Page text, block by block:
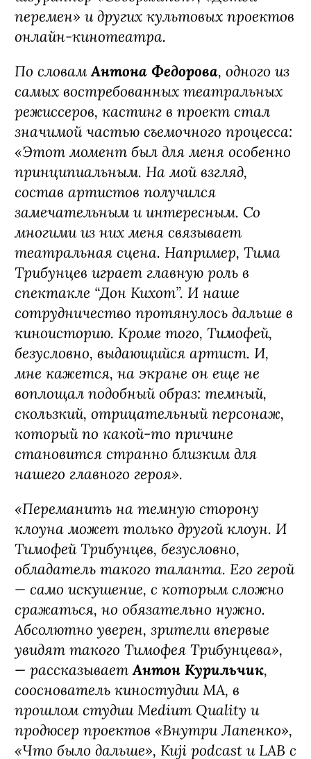
зрителя и говорят с ним о том, что
происходит здесь и сейчас. Когда
коллеги из MA принесли сценарий
этого сериала, я сразу поняла, что у
истории большой потенциал», —
комментируетИрина Сосновая,
генеральный продюсер START,
шоураннер «Содержанок», «Детей
перемен» и других культовых проектов
онлайн-кинотеатра.
По словамАнтона Федорова, одного из
самых востребованных театральных
режиссеров, кастинг в проект стал
значимой частью съемочного процесса:
«Этот момент был для меня особенно
принципиальным. На мой взгляд,
состав артистов получился
замечательным и интересным. Со
многими из них меня связывает
театральная сцена. Например, Тима
Трибунцев играет главную роль в
спектакле “Дон Кихот”. И наше
сотрудничество протянулось дальше в
киноисторию. Кроме того, Тимофей,
безусловно, выдающийся артист. И,
мне кажется, на экране он еще не
воплощал подобный образ: темный,
скользкий, отрицательный персонаж,
который по какой-то причине
становится странно близким для
нашего главного героя».
«Переманить на темную сторону
клоуна может только другой клоун. И
Тимофей Трибунцев, безусловно,
обладатель такого таланта. Его герой
— само искушение, с которым сложно